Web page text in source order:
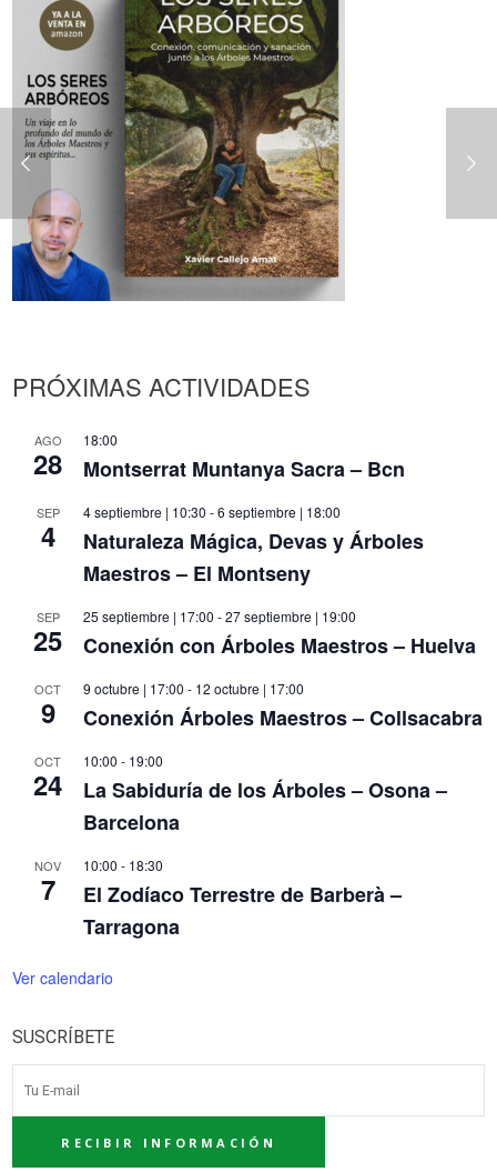
PRÓXIMAS ACTIVIDADES
AGO
28
18:00
Montserrat Muntanya Sacra – Bcn
SEP
4
4 septiembre | 10:30 -6 septiembre | 18:00
Naturaleza Mágica, Devas y Árboles
Maestros – El Montseny
SEP
25
25 septiembre | 17:00 -27 septiembre | 19:00
Conexión con Árboles Maestros – Huelva
OCT
9
9 octubre | 17:00 - 12 octubre | 17:00
Conexión Árboles Maestros – Collsacabra
OCT
24
10:00 - 19:00
La Sabiduría de los Árboles – Osona –
Barcelona
NOV
7
10:00 - 18:30
El Zodíaco Terrestre de Barberà –
Tarragona
Ver calendario
SUSCRÍBETE